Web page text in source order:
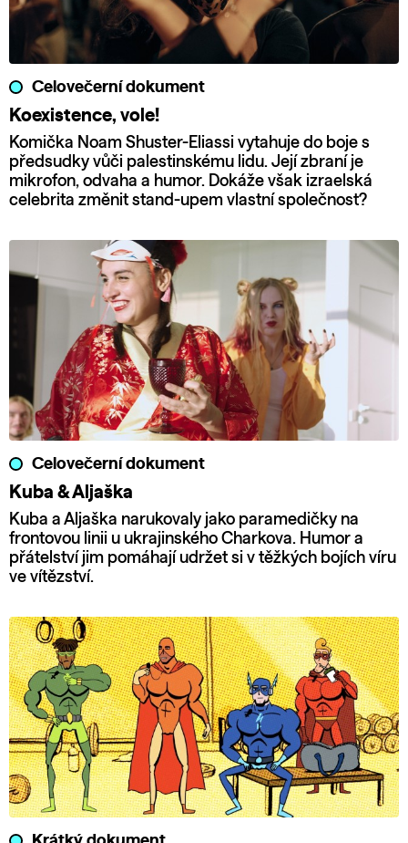
Celovečerní dokument
Koexistence, vole!
Komička Noam Shuster-Eliassi vytahuje do boje s
předsudky vůči palestinskému lidu. Její zbraní je
mikrofon, odvaha a humor. Dokáže však izraelská
celebrita změnit stand-upem vlastní společnost?
Celovečerní dokument
Kuba & Aljaška
Kuba a Aljaška narukovaly jako paramedičky na
frontovou linii u ukrajinského Charkova. Humor a
přátelství jim pomáhají udržet si v těžkých bojích víru
ve vítězství.